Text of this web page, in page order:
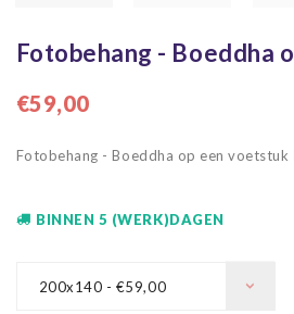
Fotobehang - Boeddha
€59,00
Fotobehang - Boeddha op een voetstuk
BINNEN 5 (WERK)DAGEN
200x140 - €59,00